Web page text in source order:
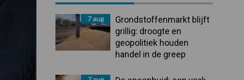
Sidebar7 aug
Grondstoffenmarkt blijft
grillig: droogte en
geopolitiek houden
handel in de greep